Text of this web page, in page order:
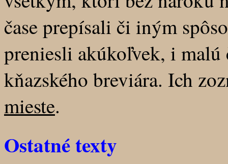
čase prepísali či iným
preniesli akúkoľvek, i malú
kňazského breviára. Ich
mieste.
Ostatné texty